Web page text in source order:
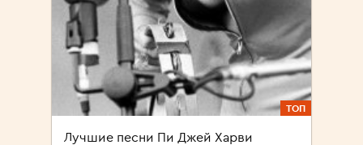
ТОП
Лучшие песни Пи Джей Харви